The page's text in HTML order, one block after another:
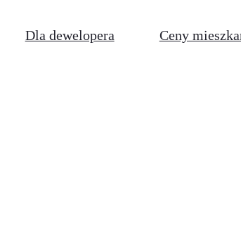
Dla dewelopera Ceny